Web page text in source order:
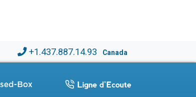
+1.437.887.14.93 Canada